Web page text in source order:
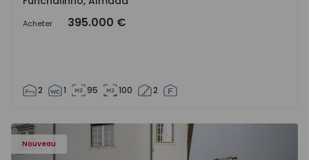
Acheter 395.000 €
2 1 95 100 2
Nouveau